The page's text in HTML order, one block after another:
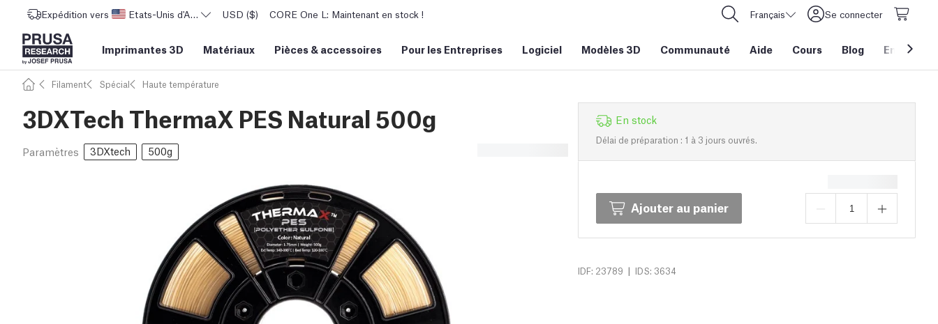
Expédition vers Etats-Unis d'AmériqueUSD ($) CORE One L: Maintenant en stock ! Français Se connecter
Imprimantes 3D Matériaux Pièces & accessoires Pour les Entreprises Logiciel Modèles 3D Communauté Aide Cours Blog Entreprise
Filament Spécial Haute température
3DXTech ThermaX PES Natural 500g
Paramètres 3DXtech 500g
En stock
Délai de préparation : 1 à 3 jours ouvrés.
Ajouter au panier
IDF: 23789 | IDS: 3634